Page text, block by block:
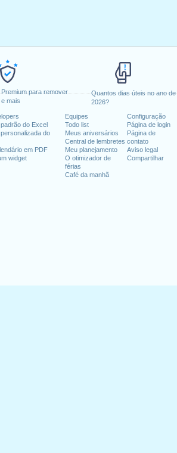
para remover
mais
Quantos dias úteis no ano de
2026?
do Excel
do
em PDF
widget
Equipes
Todo list
Meus aniversários
Central de lembretes
Meu planejamento
O otimizador de
férias
Café da manhã
Configuração
Página de login
Página de
contato
Aviso legal
Compartilhar